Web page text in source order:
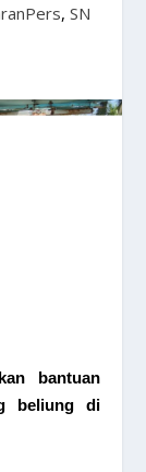
, SN
bantuan
beliung di